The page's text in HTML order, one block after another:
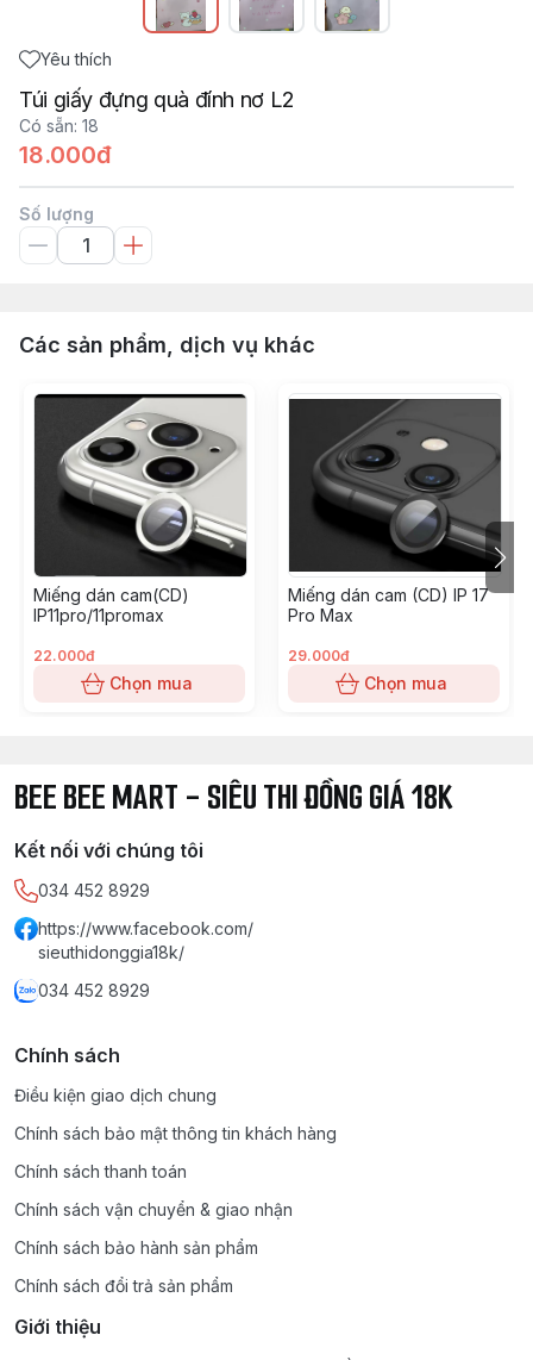
Yêu thích
Túi giấy đựng quà đính nơ L2
Có sẵn: 18
18.000đ
Số lượng
Các sản phẩm, dịch vụ khác
Miếng dán cam(CD)
IP11pro/11promax
22.000đ
Chọn mua
Miếng dán cam (CD) IP 17
Pro Max
29.000đ
Chọn mua
BEE BEE MART - SIÊU THI ĐỒNG GIÁ 18K
Kết nối với chúng tôi
034 452 8929
https://www.facebook.com/
sieuthidonggia18k/
034 452 8929
Chính sách
Điều kiện giao dịch chung
Chính sách bảo mật thông tin khách hàng
Chính sách thanh toán
Chính sách vận chuyển & giao nhận
Chính sách bảo hành sản phẩm
Chính sách đổi trả sản phẩm
Giới thiệu